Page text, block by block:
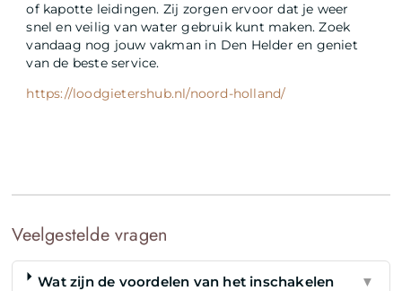
of kapotte leidingen. Zij zorgen ervoor dat je weer
snel en veilig van water gebruik kunt maken. Zoek
vandaag nog jouw vakman in Den Helder en geniet
van de beste service.
https://loodgietershub.nl/noord-holland/
Veelgestelde vragen
Wat zijn de voordelen van het inschakelen
▼